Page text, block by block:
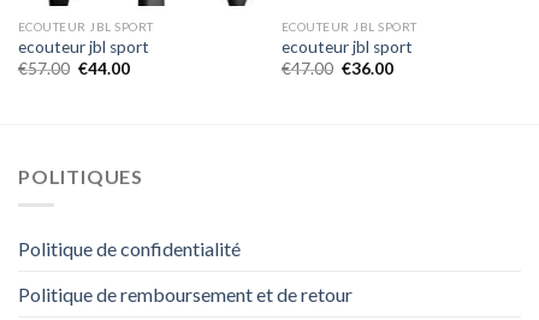
ECOUTEUR JBL SPORT
ecouteur jbl sport
€57.00 €44.00
ECOUTEUR JBL SPORT
ecouteur jbl sport
€47.00 €36.00
POLITIQUES
Politique de confidentialité
Politique de remboursement et de retour